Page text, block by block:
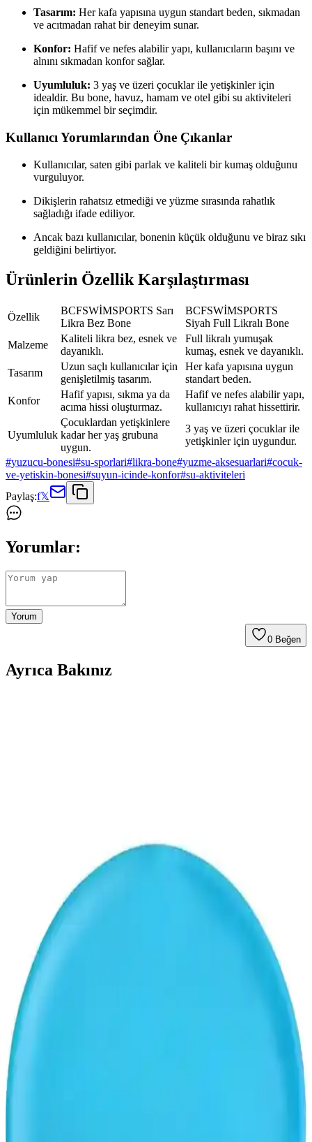
Tasarım: Her kafa yapısına uygun standart beden, sıkmadan
ve acıtmadan rahat bir deneyim sunar.
Konfor: Hafif ve nefes alabilir yapı, kullanıcıların başını ve
alnını sıkmadan konfor sağlar.
Uyumluluk: 3 yaş ve üzeri çocuklar ile yetişkinler için
idealdir. Bu bone, havuz, hamam ve otel gibi su aktiviteleri
için mükemmel bir seçimdir.
Kullanıcı Yorumlarından Öne Çıkanlar
Kullanıcılar, saten gibi parlak ve kaliteli bir kumaş olduğunu
vurguluyor.
Dikişlerin rahatsız etmediği ve yüzme sırasında rahatlık
sağladığı ifade ediliyor.
Ancak bazı kullanıcılar, bonenin küçük olduğunu ve biraz sıkı
geldiğini belirtiyor.
Ürünlerin Özellik Karşılaştırması
Özellik
BCFSWİMSPORTS Sarı
Likra Bez Bone
BCFSWİMSPORTS
Siyah Full Likralı Bone
Malzeme
Kaliteli likra bez, esnek ve
dayanıklı.
Full likralı yumuşak
kumaş, esnek ve dayanıklı.
Tasarım
Uzun saçlı kullanıcılar için
genişletilmiş tasarım.
Her kafa yapısına uygun
standart beden.
Konfor
Hafif yapısı, sıkma ya da
acıma hissi oluşturmaz.
Hafif ve nefes alabilir yapı,
kullanıcıyı rahat hissettirir.
Uyumluluk
Çocuklardan yetişkinlere
kadar her yaş grubuna
uygun.
3 yaş ve üzeri çocuklar ile
yetişkinler için uygundur.
#yuzucu-bonesi#su-sporlari#likra-bone#yuzme-aksesuarlari#cocuk-
ve-yetiskin-bonesi#suyun-icinde-konfor#su-aktiviteleri
Paylaş:f𝕏
Yorumlar:
Yorum
0 Beğen
Ayrıca Bakınız
İki popüler yüzücü bonesi olan avessa bez bone ve mirsa global
likra kumaş bonesinin özellikleri, kullanıcı yorumları ve
karşılaştırmasıyla yüzme sırasında konfor ve performans sağlayan
Ciwaa Likra Bone ve Emre Spor Likra Bone
Karşılaştırması Yüzme İçin En Uygun Seçenekler
İki popüler yüzücü bonesi olan Ciwaa Likra Bone ve Emre Spor
Likra Bone'un özellikleri, kullanıcı yorumları ve karşılaştırmasıyla
en uygun yüzme bonesini seçin.
Yüzücü ve Plaj Bonesi Seçenekleri: Likralı ve Esnek
Kumaş Tasarımlar
İki farklı likralı yüzücü bonesi arasındaki özellikleri karşılaştırın,
ihtiyaçlarınıza en uygun olanı seçin ve konforu yakalayın.
Üçİndigoss Siyahlıkralı Esnek Kumaş Yüzücü